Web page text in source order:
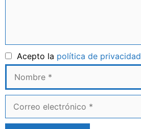
Acepto la política de privacidad